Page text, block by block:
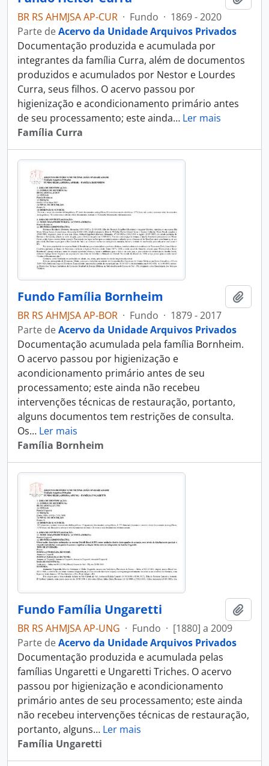
BR RS AHMJSA AP-CUR · Fundo · 1869 - 2020
Parte deAcervo da Unidade Arquivos Privados
Documentação produzida e acumulada por
integrantes da família Curra, além de documentos
produzidos e acumulados por Nestor e Lourdes
Curra, seus filhos. O acervo passou por
higienização e acondicionamento primário antes
de seu processamento; este ainda… Ler mais
Família Curra
Fundo Família Bornheim
BR RS AHMJSA AP-BOR · Fundo · 1879 - 2017
Parte deAcervo da Unidade Arquivos Privados
Documentação acumulada pela família Bornheim.
O acervo passou por higienização e
acondicionamento primário antes de seu
processamento; este ainda não recebeu
intervenções técnicas de restauração, portanto,
alguns documentos tem restrições de consulta.
Os… Ler mais
Família Bornheim
Fundo Família Ungaretti
BR RS AHMJSA AP-UNG · Fundo · [1880] a 2009
Parte deAcervo da Unidade Arquivos Privados
Documentação produzida e acumulada pelas
famílias Ungaretti e Ungaretti Triches. O acervo
passou por higienização e acondicionamento
primário antes de seu processamento; este ainda
não recebeu intervenções técnicas de restauração,
portanto, alguns… Ler mais
Família Ungaretti